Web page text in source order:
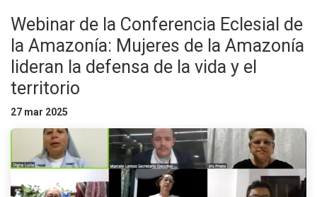
Webinar de la Conferencia Eclesial de
la Amazonía: Mujeres de la Amazonía
lideran la defensa de la vida y el
territorio
27 mar 2025